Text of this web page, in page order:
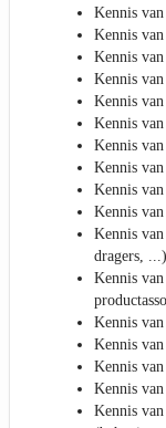
Kennis
Kennis
Kennis
Kennis
Kennis
Kennis
Kennis
Kennis
Kennis
Kennis
Kennis
dragers, ...)
Kennis
Kennis van
Kennis
Kennis
Kennis
Kennis